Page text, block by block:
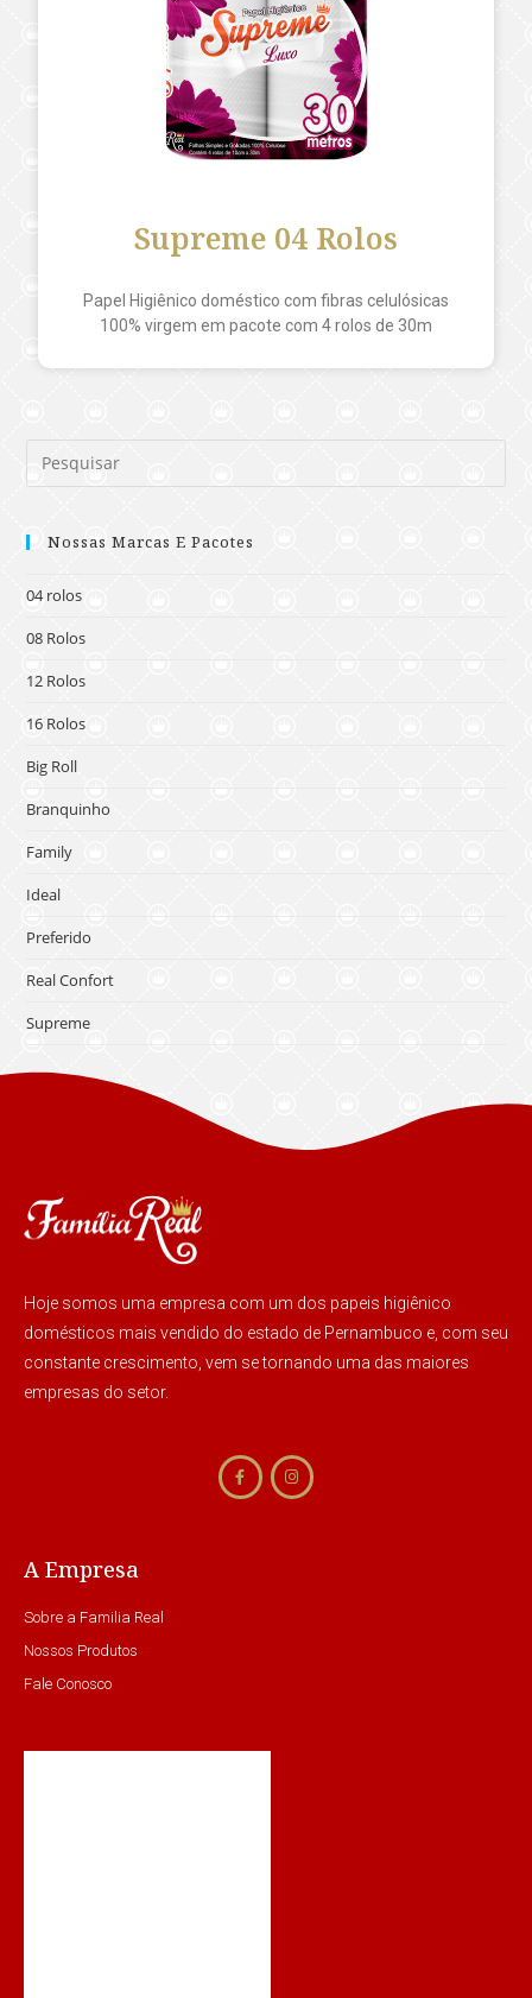
Supreme 04 Rolos
Papel Higiênico doméstico com fibras celulósicas
100% virgem em pacote com 4 rolos de 30m
Nossas Marcas E Pacotes
04 rolos
08 Rolos
12 Rolos
16 Rolos
Big Roll
Branquinho
Family
Ideal
Preferido
Real Confort
Supreme
Hoje somos uma empresa com um dos papeis higiênico
domésticos mais vendido do estado de Pernambuco e, com seu
constante crescimento, vem se tornando uma das maiores
empresas do setor.
A Empresa
Sobre a Familia Real
Nossos Produtos
Fale Conosco